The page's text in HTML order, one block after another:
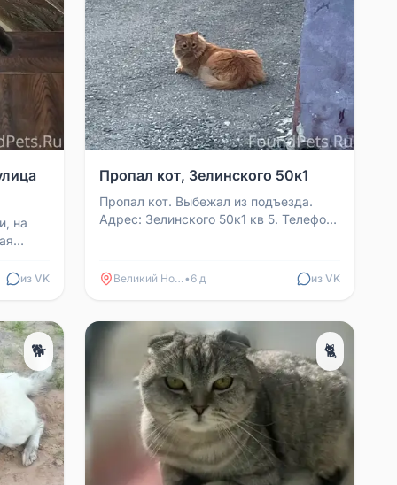
на
из VK
Пропал кот, Зелинского 50к1
Пропал кот. Выбежал из подъезда.
Адрес: Зелинского 50к1 кв 5. Телефон
Великий Новгород•6 д из VK
🐕 🐈